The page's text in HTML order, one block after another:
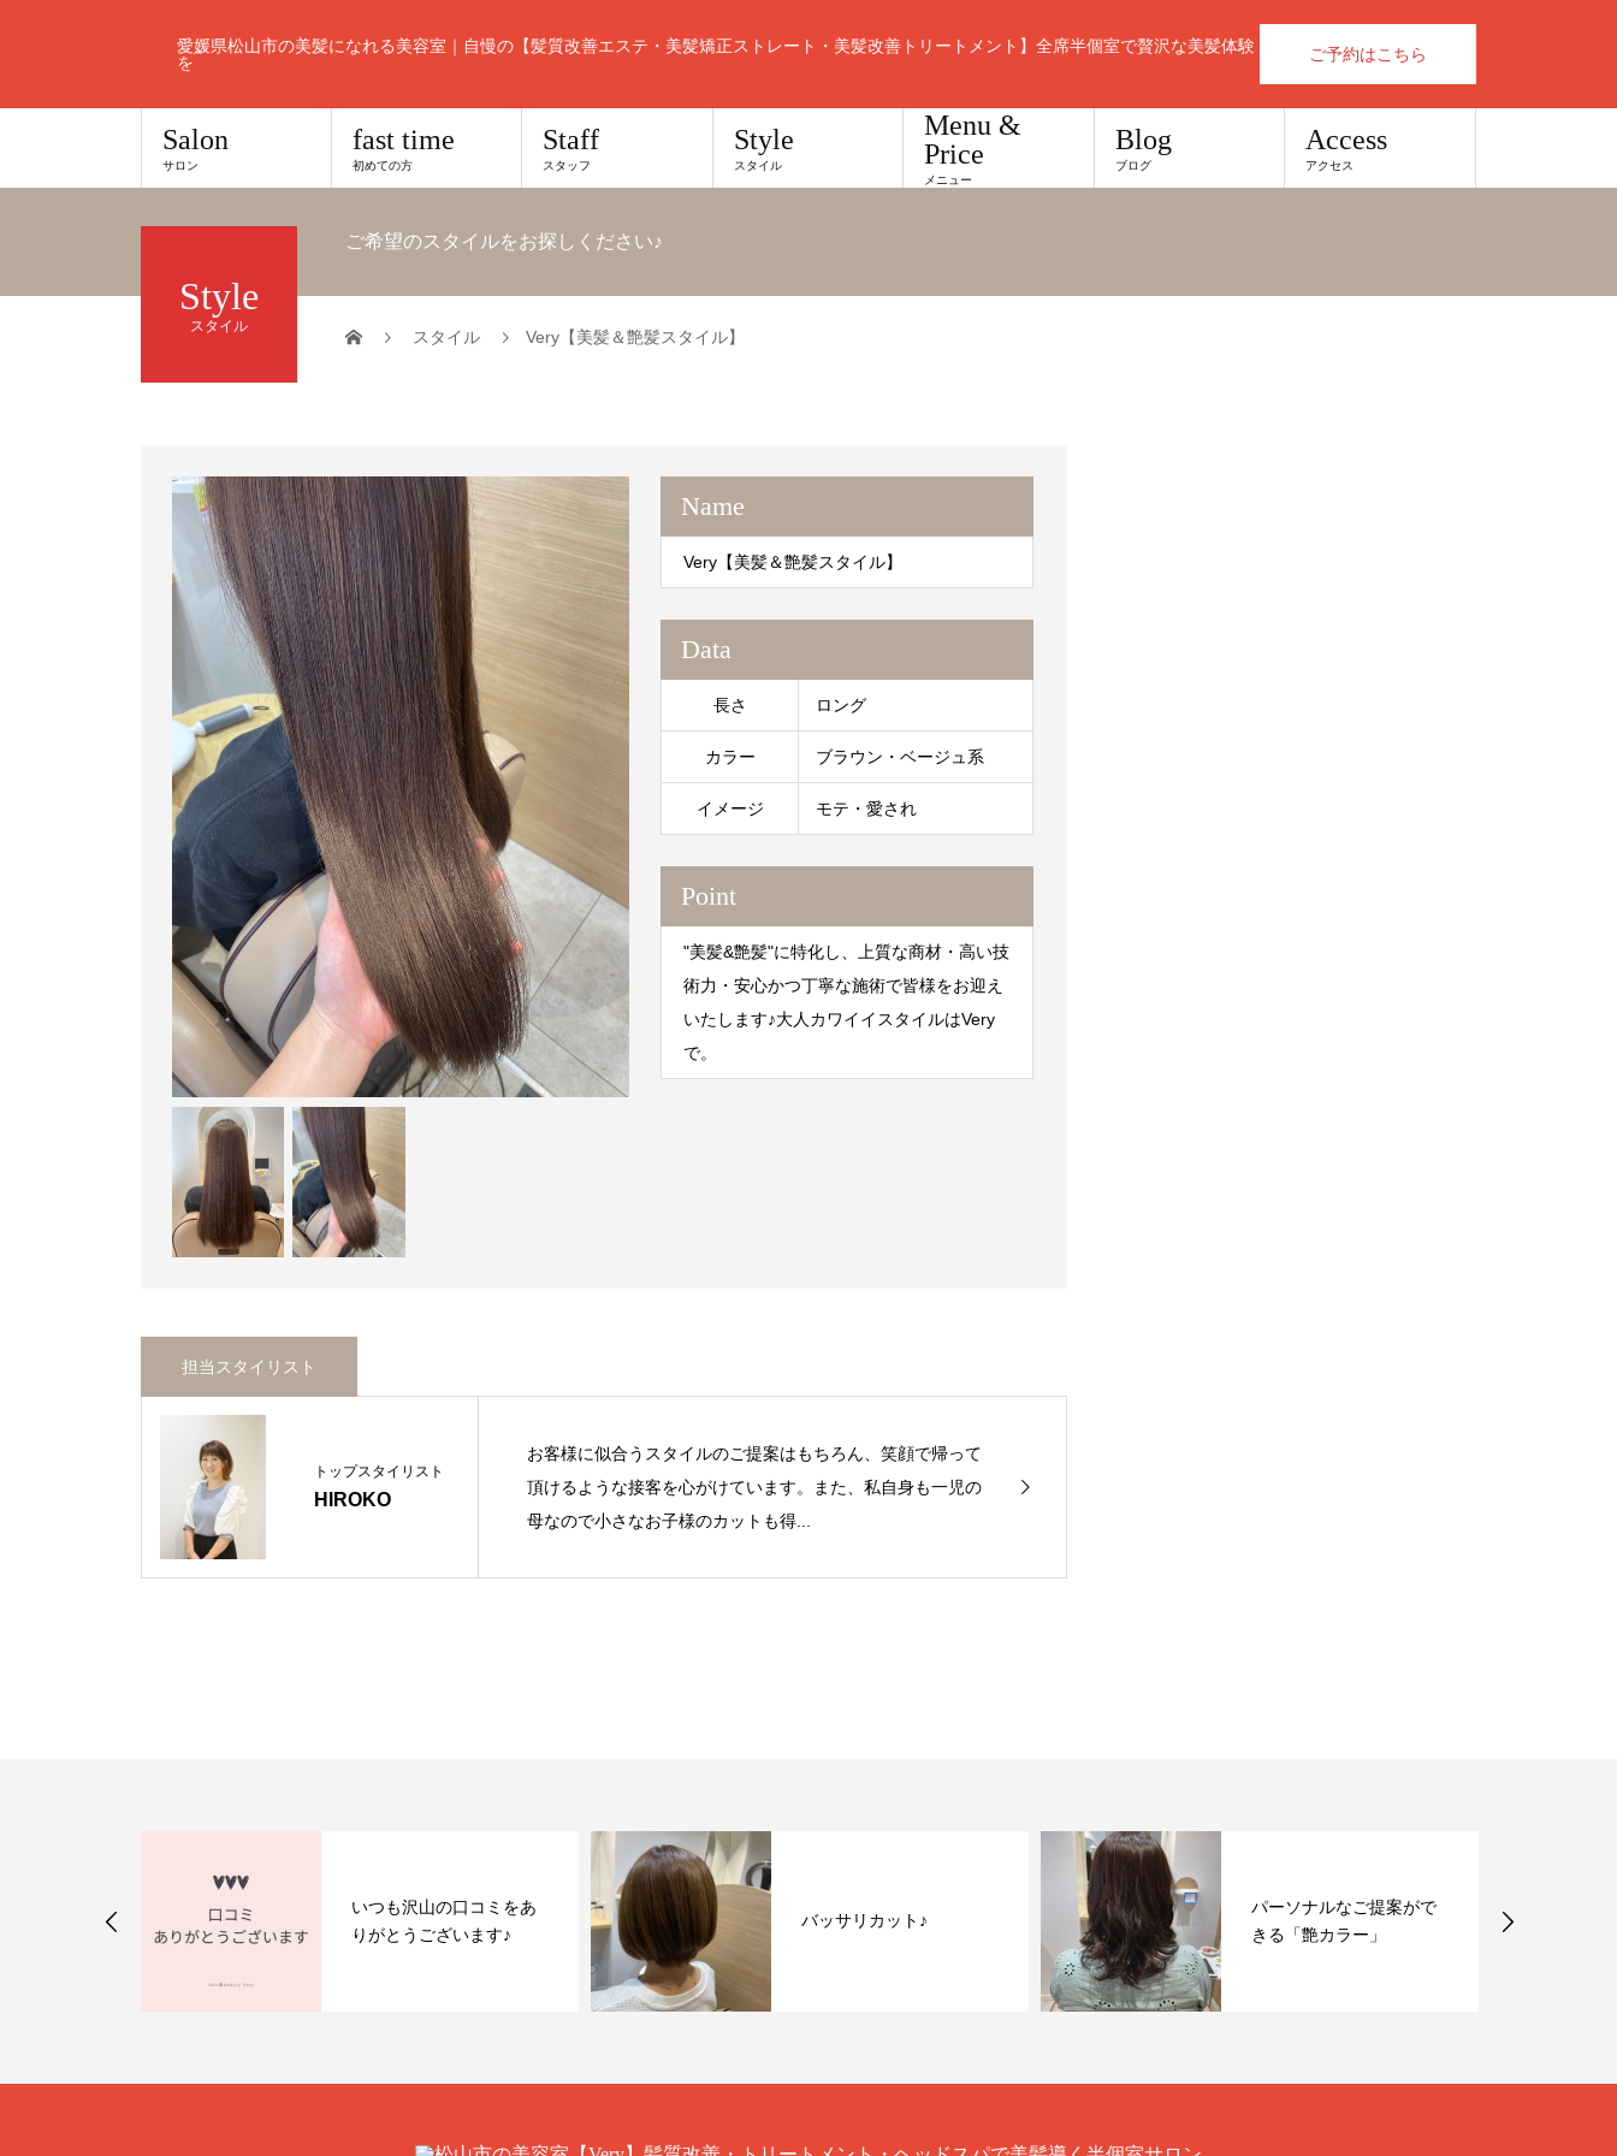
愛媛県松山市の美髪になれる美容室｜自慢の【髪質改善エステ・美髪矯正ストレート・美髪改善トリートメント】全席半個室で贅沢な美髪体験
を
ご予約はこちら
Salon
サロン
fast time
初めての方
Staff
スタッフ
Style
スタイル
Menu &
Price
メニュー
Blog
ブログ
Access
アクセス
Style
スタイル
ご希望のスタイルをお探しください♪
スタイル Very【美髪＆艶髪スタイル】
Name
Very【美髪＆艶髪スタイル】
Data
長さ ロング
カラー ブラウン・ベージュ系
イメージ モテ・愛され
Point
"美髪&艶髪"に特化し、上質な商材・高い技
術力・安心かつ丁寧な施術で皆様をお迎え
いたします♪大人カワイイスタイルはVery
で。
担当スタイリスト
トップスタイリスト
HIROKO
お客様に似合うスタイルのご提案はもちろん、笑顔で帰って
頂けるような接客を心がけています。また、私自身も一児の
母なので小さなお子様のカットも得...
いつも沢山の口コミをあ
りがとうございます♪
バッサリカット♪
パーソナルなご提案がで
きる「艶カラー」